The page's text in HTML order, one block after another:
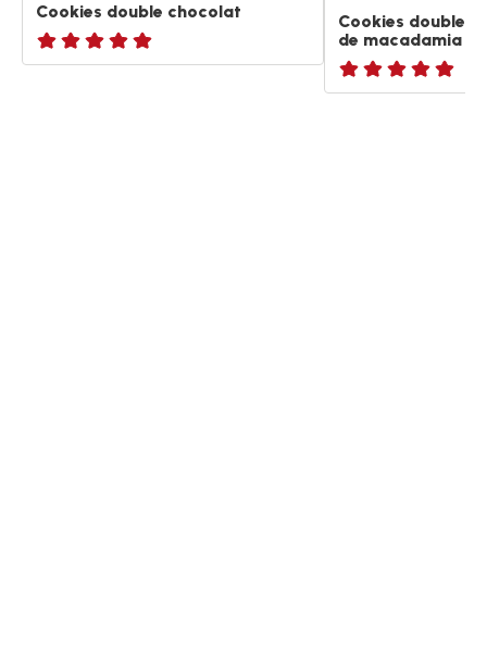
Cookies double chocolat
ratings.NaN
Cookies double
de macadamia
ratings.NaN